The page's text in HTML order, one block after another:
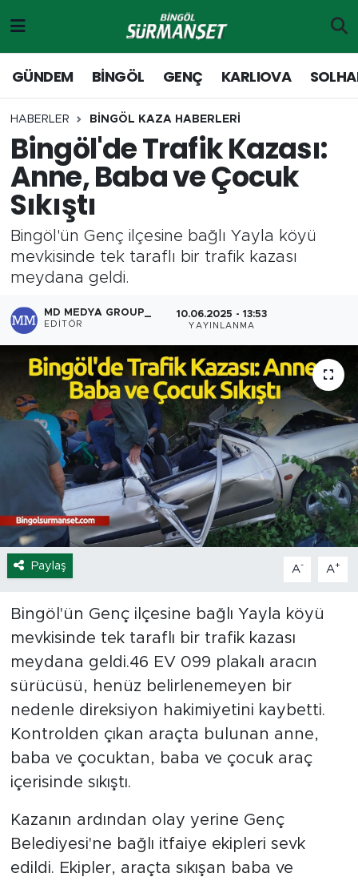
GÜNDEM BİNGÖL GENÇ KARLIOVA
HABERLER BİNGÖL KAZA HABERLERİ
Bingöl'de Trafik Kazası:
Anne, Baba ve Çocuk
Sıkıştı
Bingöl'ün Genç ilçesine bağlı Yayla köyü
mevkisinde tek taraflı bir trafik kazası
meydana geldi.
MD MEDYA GROUP_
EDITÖR
10.06.2025 - 13:53
YAYINLANMA
Paylaş A- A+
Bingöl'ün Genç ilçesine bağlı Yayla köyü
mevkisinde tek taraflı bir trafik kazası
meydana geldi.46 EV 099 plakalı aracın
sürücüsü, henüz belirlenemeyen bir
nedenle direksiyon hakimiyetini kaybetti.
Kontrolden çıkan araçta bulunan anne,
baba ve çocuktan, baba ve çocuk araç
içerisinde sıkıştı.
Kazanın ardından olay yerine Genç
Belediyesi'ne bağlı itfaiye ekipleri sevk
edildi. Ekipler, araçta sıkışan baba ve
Genç
Solhan
Karlıova
Adaklı-Kiğı
Yayladere-Yedisu
MD Prestij Dergisi
Siyaset
Spor
Yaşam
Sağlık
Eğitim
Ekonomi
Tavz Der
Bingöl Kaza Haberleri
Merkez Hava Durumu
Merkez Trafik Yoğunluk Haritası
Süper Lig Puan Durumu ve Fikstür
Tüm Manşetler
Son Dakika Haberleri
Haber Arşivi